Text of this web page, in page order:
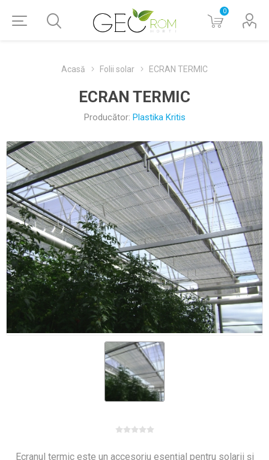
0
Acasă Folii solar ECRAN TERMIC
ECRAN TERMIC
Producător: Plastika Kritis
Ecranul termic este un accesoriu esențial pentru solarii și